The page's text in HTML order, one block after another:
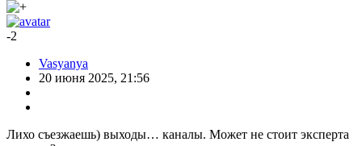
-2
Vasyanya
20 июня 2025, 21:56
Лихо съезжаешь) выходы… каналы. Может не стоит эксперта